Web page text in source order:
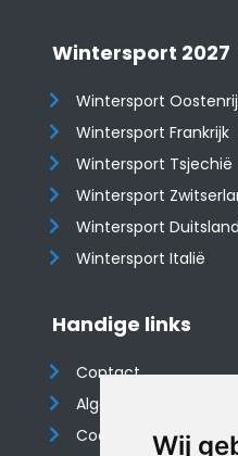
Wij
Wintersport 2027
Wintersport
Wintersport Frankrijk
Wintersport Tsjechië
Wintersport
Wintersport Duitsland
Wintersport Italië
Handige links
Contact
Algemene
Cookieverklaring